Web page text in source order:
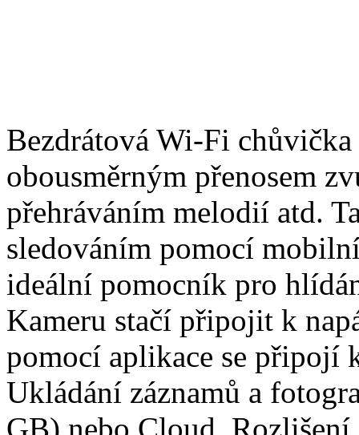
Bezdrátová Wi-Fi
obousměrným přenosem
přehráváním melodií atd.
sledováním pomocí
ideální pomocník pro
Kameru stačí připojit k
pomocí aplikace se připojí
Ukládání záznamů a
GB) nebo Cloud.